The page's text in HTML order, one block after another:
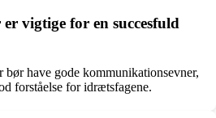
vigtige for en succesfuld
have gode kommunikationsevner,
forståelse for idrætsfagene.